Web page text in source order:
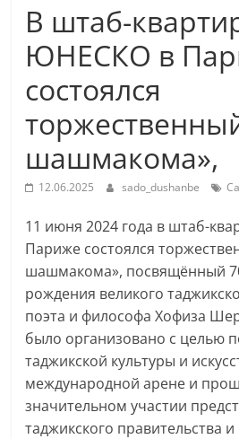
В штаб-
ЮНЕСКО в
состоялся
шашмакома»,
12.06.2025 sado_dushanbe
11 июня 2024 года в штаб-
Париже состоялся
шашмакома», посвящённый
рождения великого
поэта и философа Хофиза
было организовано с целью
таджикской культуры и
международной арене и
значительном участии
таджикского правительства и